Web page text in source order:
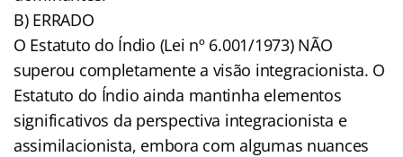
B) ERRADO
O Estatuto do Índio (Lei nº 6.001/1973) NÃO
superou completamente a visão integracionista. O
Estatuto do Índio ainda mantinha elementos
significativos da perspectiva integracionista e
assimilacionista, embora com algumas nuances